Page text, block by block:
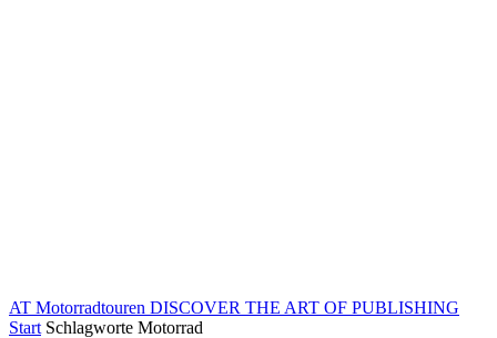
AT Motorradtouren DISCOVER THE ART OF PUBLISHING
Start Schlagworte Motorrad